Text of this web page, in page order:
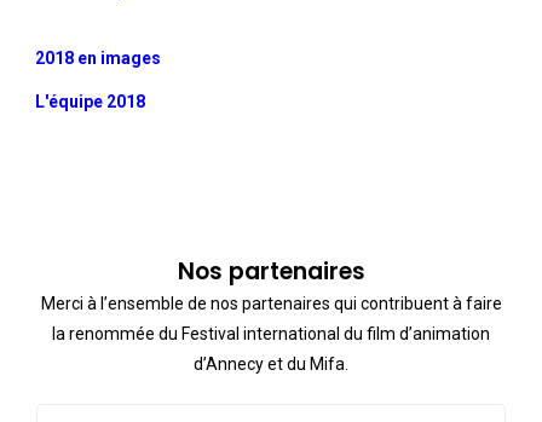
2018 en images
L'équipe 2018
Nos partenaires
Merci à l’ensemble de nos partenaires qui contribuent à faire
la renommée du Festival international du film d’animation
d’Annecy et du Mifa.